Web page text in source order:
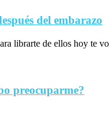
del embarazo
librarte de ellos hoy te
preocuparme?